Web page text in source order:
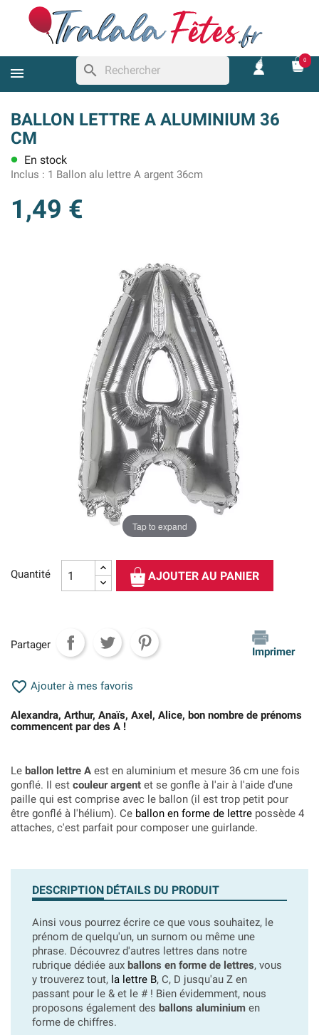
search
0
BALLON LETTRE A ALUMINIUM 36
CM
lens En stock
Inclus : 1 Ballon alu lettre A argent 36cm
1,49 €
Tap to expand
Quantité AJOUTER AU PANIER
Partager
Imprimer
 Ajouter à mes favoris
Alexandra, Arthur, Anaïs, Axel, Alice, bon nombre de prénoms
commencent par des A !
Le ballon lettre A est en aluminium et mesure 36 cm une fois
gonflé. Il est couleur argent et se gonfle à l'air à l'aide d'une
paille qui est comprise avec le ballon (il est trop petit pour
être gonflé à l'hélium). Ce ballon en forme de lettre possède 4
attaches, c'est parfait pour composer une guirlande.
DESCRIPTION DÉTAILS DU PRODUIT
Ainsi vous pourrez écrire ce que vous souhaitez, le
prénom de quelqu'un, un surnom ou même une
phrase. Découvrez d'autres lettres dans notre
rubrique dédiée aux ballons en forme de lettres, vous
y trouverez tout, la lettre B, C, D jusqu'au Z en
passant pour le & et le # ! Bien évidemment, nous
proposons également des ballons aluminium en
forme de chiffres.